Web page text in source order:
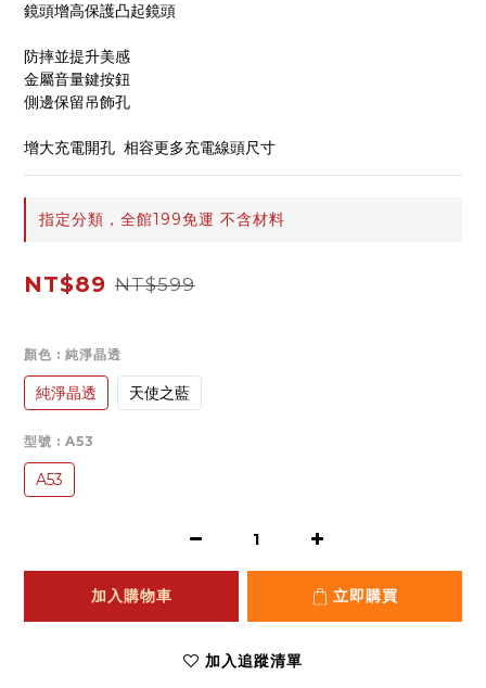
鏡頭增高保護凸起鏡頭
防摔並提升美感
金屬音量鍵按鈕
側邊保留吊飾孔
增大充電開孔  相容更多充電線頭尺寸
指定分類，全館199免運 不含材料
NT$89 NT$599
顏色 : 純淨晶透
純淨晶透 天使之藍
型號 : A53
A53
加入購物車 立即購買
加入追蹤清單